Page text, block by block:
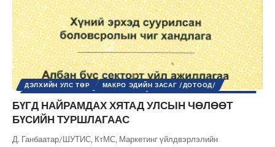
ДЭЛХИЙН УЛС ТӨР
МАКРО ЭДИЙН ЗАСАГ /ДОТООД/
ШИНЭ ТОЛЬ СЭТГҮҮЛ
ЭДИЙН ЗАСАГ
БҮГД НАЙРАМДАХ ХЯТАД УЛСЫН ЧӨЛӨӨТ
БҮСИЙН ТУРШЛАГААС
Д. Ганбаатар/ШУТИС, КтМС, Маркетинг үйлдвэрлэлийн